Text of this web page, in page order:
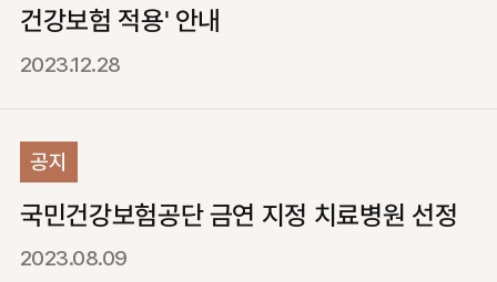
건강보험 적용' 안내
2023.12.28
공지
국민건강보험공단 금연 지정 치료병원 선정
2023.08.09